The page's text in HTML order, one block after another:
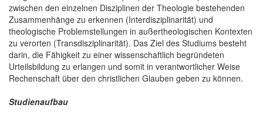
zwischen den einzelnen Disziplinen der Theologie bestehenden
Zusammenhänge zu erkennen (Interdisziplinarität) und
theologische Problemstellungen in außertheologischen Kontexten
zu verorten (Transdisziplinarität). Das Ziel des Studiums besteht
darin, die Fähigkeit zu einer wissenschaftlich begründeten
Urteilsbildung zu erlangen und somit in verantwortlicher Weise
Rechenschaft über den christlichen Glauben geben zu können.
Studienaufbau